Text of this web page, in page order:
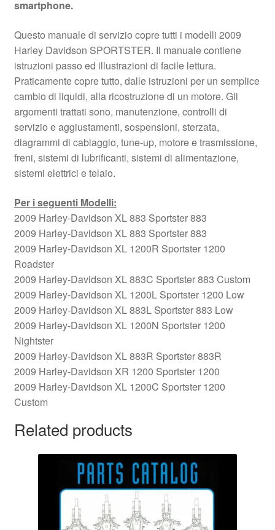
smartphone.
Questo manuale di servizio copre tutti i modelli 2009
Harley Davidson SPORTSTER. Il manuale contiene
istruzioni passo ed illustrazioni di facile lettura.
Praticamente copre tutto, dalle istruzioni per un semplice
cambio di liquidi, alla ricostruzione di un motore. Gli
argomenti trattati sono, manutenzione, controlli di
servizio e aggiustamenti, sospensioni, sterzata,
diagrammi di cablaggio, tune-up, motore e trasmissione,
freni, sistemi di lubrificanti, sistemi di alimentazione,
sistemi elettrici e telaio.
Per i seguenti Modelli:
2009 Harley-Davidson XL 883 Sportster 883
2009 Harley-Davidson XL 883 Sportster 883
2009 Harley-Davidson XL 1200R Sportster 1200
Roadster
2009 Harley-Davidson XL 883C Sportster 883 Custom
2009 Harley-Davidson XL 1200L Sportster 1200 Low
2009 Harley-Davidson XL 883L Sportster 883 Low
2009 Harley-Davidson XL 1200N Sportster 1200
Nightster
2009 Harley-Davidson XL 883R Sportster 883R
2009 Harley-Davidson XR 1200 Sportster 1200
2009 Harley-Davidson XL 1200C Sportster 1200
Custom
Related products